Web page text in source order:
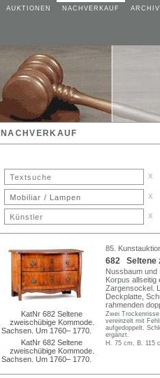
AUKTIONEN NACHVERKAUF ARCHIV
NACHVERKAUF
x
x
x
85.
682 Seltene
Nussbaum und
Korpus
Zargensockel.
Deckplatte,
rahmenden
Zwei
vereinzelt mit
aufgedoppelt.
ergänzt.
H. 75 cm, B. 115